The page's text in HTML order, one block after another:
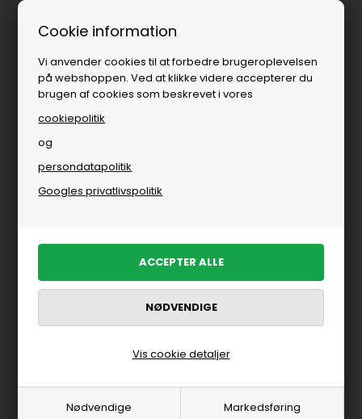
Cookie information
Vi anvender cookies til at forbedre brugeroplevelsen
på webshoppen. Ved at klikke videre accepterer du
brugen af cookies som beskrevet i vores
cookiepolitik
og
persondatapolitik
Googles privatlivspolitik
Nødvendige Markedsføring
Vis cookie detaljer
Brands» Mos Mosh
FILTRER PRODUKTER